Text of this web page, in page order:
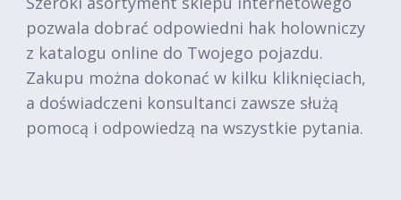
pozwala dobrać odpowiedni hak holowniczy
z katalogu online do Twojego pojazdu.
Zakupu można dokonać w kilku kliknięciach,
a doświadczeni konsultanci zawsze służą
pomocą i odpowiedzą na wszystkie pytania.